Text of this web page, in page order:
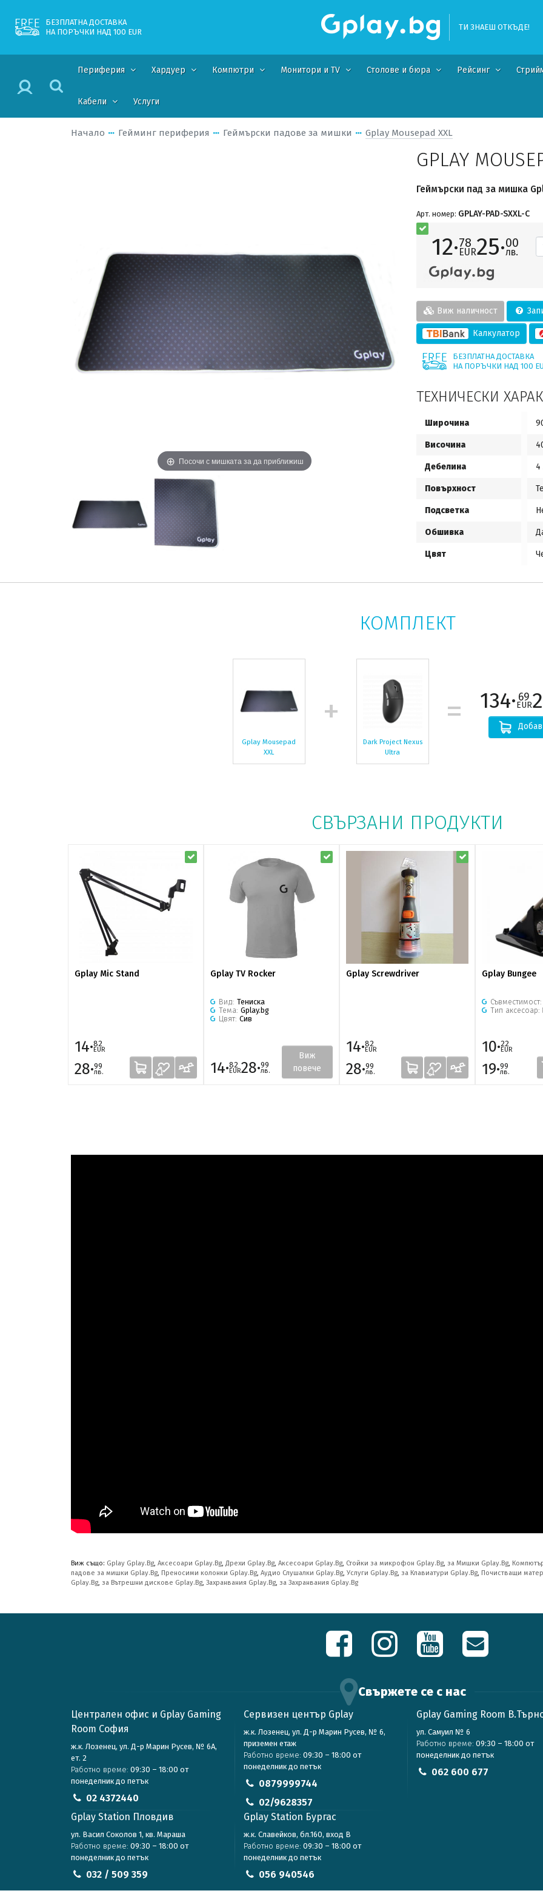
БЕЗПЛАТНА ДОСТАВКА
НА ПОРЪЧКИ НАД 100 EUR
ТИ ЗНАЕШ ОТКЪДЕ!
Периферия Хардуер Компютри Монитори и TV Столове и бюра Рейсинг
Кабели Услуги
Начало Гейминг периферия Геймърски падове за мишки Gplay Mousepad XXL
Посочи с мишката за да приближиш
GPLAY
Геймърски пад за мишка
Арт. номер: GPLAY-PAD-SXXL-C
12·78
EUR25·00
лв.
Виж наличност
Калкулатор
БЕЗПЛАТНА ДОСТАВКА
НА ПОРЪЧКИ НАД 100
ТЕХНИЧЕСКИ
Широчина
Височина
Дебелина 4
Повърхност
Подсветка
Обшивка
Цвят
КОМПЛЕКТ
Gplay Mousepad
XXL
Dark Project Nexus
Ultra
134· 69
EUR
СВЪРЗАНИ ПРОДУКТИ
Gplay Mic Stand
14·82
EUR
28·99
лв.
Gplay TV Rocker
Вид: Тениска
Тема: Gplay.bg
Цвят: Сив
14·82
EUR28·99
лв.
Виж
повече
Gplay Screwdriver
14·82
EUR
28·99
лв.
Gplay Bungee
Съвместимост:
Тип аксесоар:
10·22
EUR
19·99
лв.
Виж също: Gplay Gplay.Bg, Аксесоари Gplay.Bg, Дрехи Gplay.Bg, Аксесоари Gplay.Bg, Стойки за микрофон Gplay.Bg, за Мишки Gplay.Bg,
падове за мишки Gplay.Bg, Преносими колонки Gplay.Bg, Аудио Слушалки Gplay.Bg, Услуги Gplay.Bg, за Клавиатури Gplay.Bg, Почистващи
Gplay.Bg, за Вътрешни дискове Gplay.Bg, Захранвания Gplay.Bg, за Захранвания Gplay.Bg
Свържете се с нас
Централен офис и Gplay Gaming
Room София
ж.к. Лозенец, ул. Д-р Марин Русев, № 6А,
ет. 2
Работно време: 09:30 – 18:00 от
понеделник до петък
02 4372440
Сервизен център Gplay
ж.к. Лозенец, ул. Д-р Марин Русев, № 6,
приземен етаж
Работно време: 09:30 – 18:00 от
понеделник до петък
0879999744
02/9628357
Gplay Gaming Room
ул. Самуил № 6
Работно време: 09:30 – 18:00 от
понеделник до петък
062 600 677
Gplay Station Пловдив
ул. Васил Соколов 1, кв. Мараша
Работно време: 09:30 – 18:00 от
понеделник до петък
032 / 509 359
Gplay Station Бургас
ж.к. Славейков, бл.160, вход В
Работно време: 09:30 – 18:00 от
понеделник до петък
056 940546